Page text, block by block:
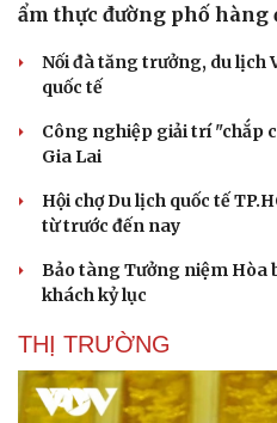
Văn hóa
Văn học
Âm nhạc
ẩm thực đường phố hàng
Nối đà tăng trưởng, du lịch
quốc tế
Công nghiệp giải trí "chắp
Gia Lai
Hội chợ Du lịch quốc tế
từ trước đến nay
Bảo tàng Tưởng niệm Hòa
khách kỷ lục
THỊ TRƯỜNG